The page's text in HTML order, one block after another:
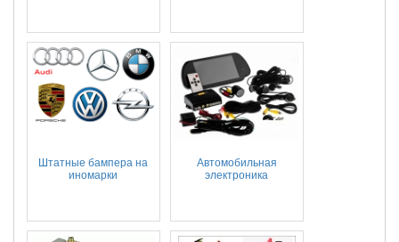
Штатные бампера на
иномарки
Автомобильная
электроника